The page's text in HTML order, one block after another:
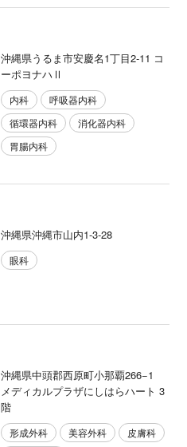
沖縄県うるま市安慶名1丁目2-11 コ
ーポヨナハⅡ
内科
呼吸器内科
循環器内科
消化器内科
胃腸内科
沖縄県沖縄市山内1-3-28
眼科
沖縄県中頭郡西原町小那覇266−1
メディカルプラザにしはらハート 3
階
形成外科 美容外科
皮膚科